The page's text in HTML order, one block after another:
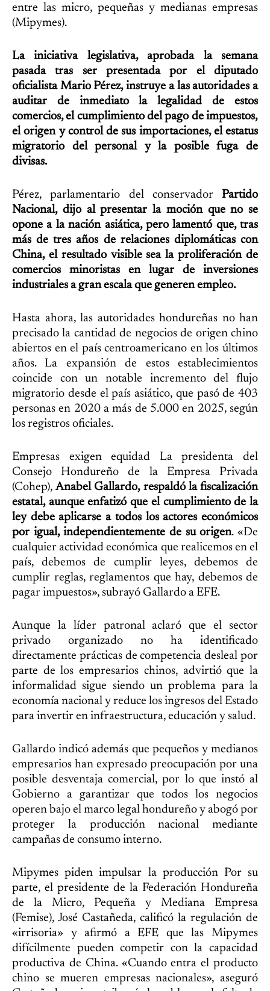
entre las micro, pequeñas y medianas empresas
(Mipymes).
La iniciativa legislativa, aprobada la semana
pasada tras ser presentada por el diputado
oficialista Mario Pérez, instruye a las autoridades a
auditar de inmediato la legalidad de estos
comercios, el cumplimiento del pago de impuestos,
el origen y control de sus importaciones, el estatus
migratorio del personal y la posible fuga de
divisas.
Pérez, parlamentario del conservador Partido
Nacional, dijo al presentar la moción que no se
opone a la nación asiática, pero lamentó que, tras
más de tres años de relaciones diplomáticas con
China, el resultado visible sea la proliferación de
comercios minoristas en lugar de inversiones
industriales a gran escala que generen empleo.
Hasta ahora, las autoridades hondureñas no han
precisado la cantidad de negocios de origen chino
abiertos en el país centroamericano en los últimos
años. La expansión de estos establecimientos
coincide con un notable incremento del flujo
migratorio desde el país asiático, que pasó de 403
personas en 2020 a más de 5.000 en 2025, según
los registros oficiales.
Empresas exigen equidad La presidenta del
Consejo Hondureño de la Empresa Privada
(Cohep),Anabel Gallardo, respaldó la fiscalización
estatal, aunque enfatizó que el cumplimiento de la
ley debe aplicarse a todos los actores económicos
por igual, independientemente de su origen. «De
cualquier actividad económica que realicemos en el
país, debemos de cumplir leyes, debemos de
cumplir reglas, reglamentos que hay, debemos de
pagar impuestos», subrayó Gallardo a EFE.
Aunque la líder patronal aclaró que el sector
privado organizado no ha identificado
directamente prácticas de competencia desleal por
parte de los empresarios chinos, advirtió que la
informalidad sigue siendo un problema para la
economía nacional y reduce los ingresos del Estado
para invertir en infraestructura, educación y salud.
Gallardo indicó además que pequeños y medianos
empresarios han expresado preocupación por una
posible desventaja comercial, por lo que instó al
Gobierno a garantizar que todos los negocios
operen bajo el marco legal hondureño y abogó por
proteger la producción nacional mediante
campañas de consumo interno.
Mipymes piden impulsar la producción Por su
parte, el presidente de la Federación Hondureña
de la Micro, Pequeña y Mediana Empresa
(Femise), José Castañeda, calificó la regulación de
«irrisoria» y afirmó a EFE que las Mipymes
difícilmente pueden competir con la capacidad
productiva de China. «Cuando entra el producto
chino se mueren empresas nacionales», aseguró